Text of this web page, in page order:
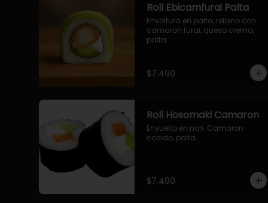
Roll Ebicamfurai Palta
Envoltura en palta, relleno con
camaron furai, queso crema,
palta.
$7.490
Roll Hosomaki Camaron
Envuelto en nori. Camaron
cocido, palta.
$7.490